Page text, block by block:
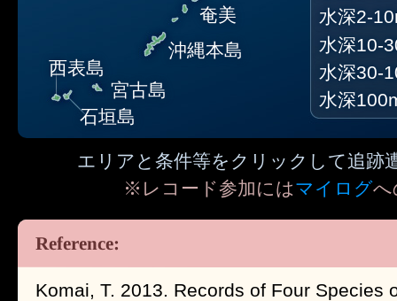
奄美
沖縄本島
宮古島
石垣島
西表島
水深2-
水深10-
水深30-
水深
エリアと条件等をクリックして追跡
※レコード参加にはマイログへ
Komai, T. 2013. Records of Four Species